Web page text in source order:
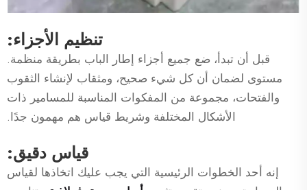
تنظيم الأجزاء:
قبل أن تبدأ، ضع جميع أجزاء إطار الباب بطريقة منظمة.
مستوى لضمان أن كل شيء صحيح، ومثقاب لإنشاء الثقوب
والفتحات، مجموعة من المفكوات المناسبة للمسامير ذات
الأشكال المختلفة وشريط قياس هم مهمون جدًا.
قياس دقيق:
إنه أحد الخطوات الرئيسية التي يجب عليك اتخاذها لقياس